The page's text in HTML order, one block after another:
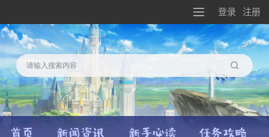
登录 注册
搜索